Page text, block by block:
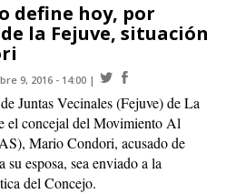
define hoy, por
la Fejuve, situación
9, 2016 - 14:00
Juntas Vecinales (Fejuve) de La
el concejal del Movimiento Al
Mario Condori, acusado de
su esposa, sea enviado a la
del Concejo.